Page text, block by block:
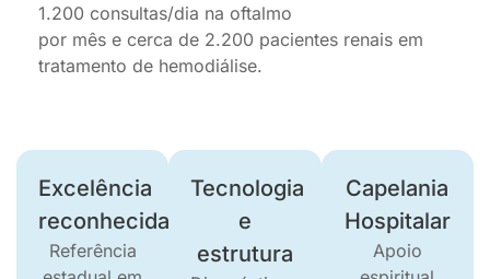
1.200 consultas/dia na oftalmo
por mês e cerca de 2.200 pacientes renais em
tratamento de hemodiálise.
Excelência
reconhecida
Referência
Tecnologia
e
estrutura
Capelania
Hospitalar
Apoio